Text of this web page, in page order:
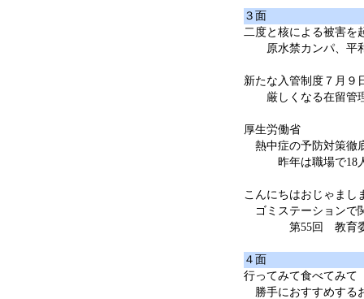
３面
二度と核による被害を
原水禁カンパ、平
新たな入管制度７月９
厳しくなる在留管
厚生労働省
熱中症の予防対策徹
昨年は職場で18
こんにちはおじゃまし
ゴミステーションで
第55回 教育委員
４面
行ってみて食べてみて
勝手におすすめする